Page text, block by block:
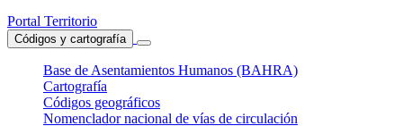
Portal Territorio
Códigos y cartografía
Base de Asentamientos Humanos (BAHRA)
Cartografía
Códigos geográficos
Nomenclador nacional de vías de circulación